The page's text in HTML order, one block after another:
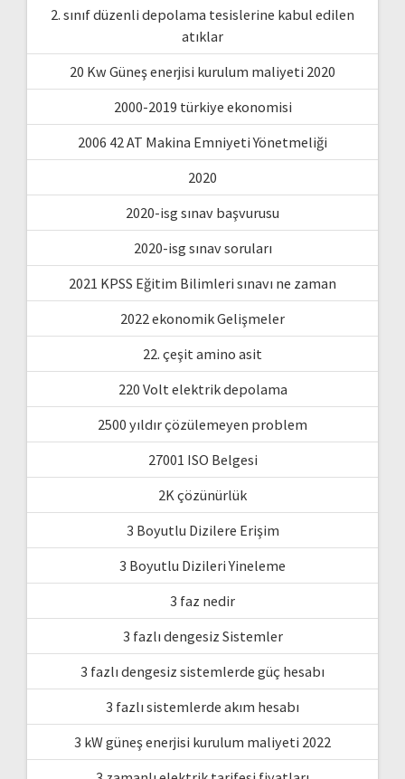
2. sınıf düzenli depolama tesislerine kabul edilen
atıklar
20 Kw Güneş enerjisi kurulum maliyeti 2020
2000-2019 türkiye ekonomisi
2006 42 AT Makina Emniyeti Yönetmeliği
2020
2020-isg sınav başvurusu
2020-isg sınav soruları
2021 KPSS Eğitim Bilimleri sınavı ne zaman
2022 ekonomik Gelişmeler
22. çeşit amino asit
220 Volt elektrik depolama
2500 yıldır çözülemeyen problem
27001 ISO Belgesi
2K çözünürlük
3 Boyutlu Dizilere Erişim
3 Boyutlu Dizileri Yineleme
3 faz nedir
3 fazlı dengesiz Sistemler
3 fazlı dengesiz sistemlerde güç hesabı
3 fazlı sistemlerde akım hesabı
3 kW güneş enerjisi kurulum maliyeti 2022